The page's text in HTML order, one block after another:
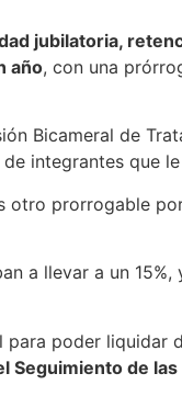
jubilatoria,
año, con una
Bicameral de
integrantes que
otro prorrogable
a llevar a un 15%,
poder
de las